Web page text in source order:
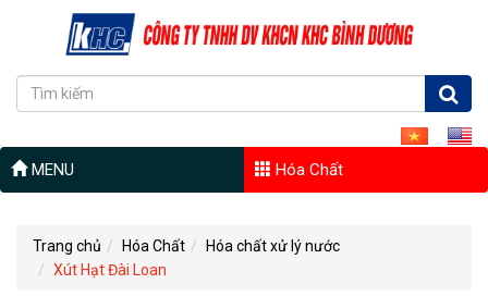
MENU Hóa Chất
Trang chủ Hóa Chất
Hóa chất xử lý nước
Xút Hạt Đài Loan